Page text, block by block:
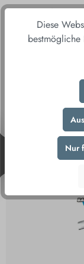
Gutscheine
Diese
Nur